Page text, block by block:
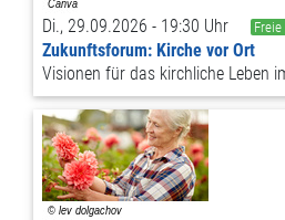
Di., 29.09.2026 - 19:30 Uhr
Zukunftsforum: Kirche vor Ort
Visionen für das kirchliche Leben